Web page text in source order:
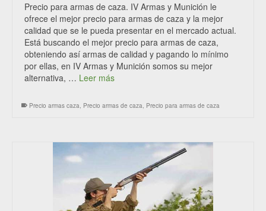
Precio para armas de caza. IV Armas y Munición le
ofrece el mejor precio para armas de caza y la mejor
calidad que se le pueda presentar en el mercado actual.
Está buscando el mejor precio para armas de caza,
obteniendo así armas de calidad y pagando lo mínimo
por ellas, en IV Armas y Munición somos su mejor
alternativa, … Leer más
Precio armas caza, Precio armas de caza, Precio para armas de caza